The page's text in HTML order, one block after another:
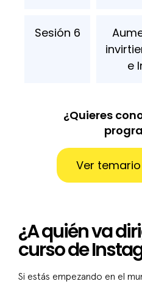
Sesión 6
e
¿Quieres
Ver
¿A quién va
curso de
Si estás empezando en el